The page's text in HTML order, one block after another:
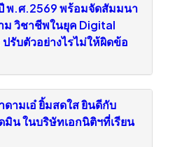
พ.ศ.2569 พร้อมจัดสัมมนา
ม วิชาชีพในยุค Digital
รับตัวอย่างไรไม่ให้ผิดข้อ
ามเอ๋ ยิ้มสดใส ยินดีกับ
น ในบริษัทเอกนิติฯที่เรียน